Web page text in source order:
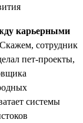
карьерными
сотрудник
пет-проекты,
системы